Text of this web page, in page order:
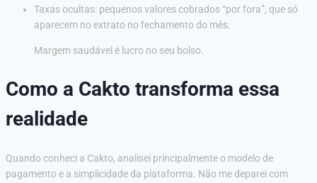
Taxas ocultas: pequenos valores cobrados “por fora”, que só
aparecem no extrato no fechamento do mês.
Margem saudável é lucro no seu bolso.
Como a Cakto transforma essa
realidade
Quando conheci a Cakto, analisei principalmente o modelo de
pagamento e a simplicidade da plataforma. Não me deparei com